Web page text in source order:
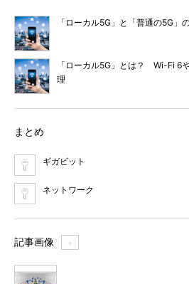
「ローカル5G」と「普通の5G」
「ローカル5G」とは？ Wi-Fi 6
理
まとめ
ギガビット
ネットワーク
記事画像 ＋